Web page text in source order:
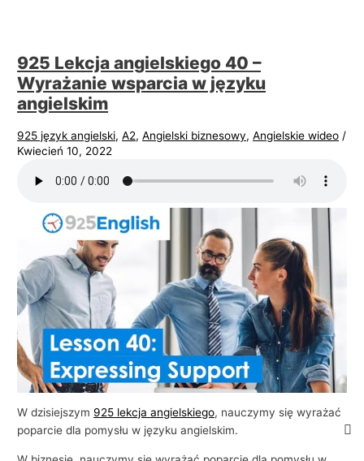
925 Lekcja angielskiego 40 –
Wyrażanie wsparcia w języku
angielskim
925 język angielski,A2,Angielski biznesowy,Angielskie wideo /
Kwiecień 10, 2022
W dzisiejszym 925 lekcja angielskiego, nauczymy się wyrażać
poparcie dla pomysłu w języku angielskim.